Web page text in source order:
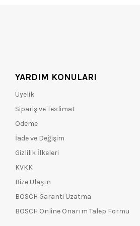
YARDIM KONULARI
Üyelik
Sipariş ve Teslimat
Ödeme
İade ve Değişim
Gizlilik İlkeleri
KVKK
Bize Ulaşın
BOSCH Garanti Uzatma
BOSCH Online Onarım Talep Formu